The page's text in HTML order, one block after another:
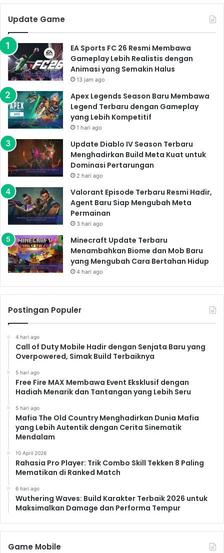
Update Game
EA Sports FC 26 Resmi Membawa
Gameplay Lebih Realistis dengan
Animasi yang Semakin Halus
13 jam ago
Apex Legends Season Baru Membawa
Legend Terbaru dengan Gameplay
yang Lebih Kompetitif
1 hari ago
Update Diablo IV Season Terbaru
Menghadirkan Build Meta Kuat untuk
Dominasi Pertarungan
2 hari ago
Valorant Episode Terbaru Resmi Hadir,
Agent Baru Siap Mengubah Meta
Permainan
3 hari ago
Minecraft Update Terbaru
Menambahkan Biome dan Mob Baru
yang Mengubah Cara Bertahan Hidup
4 hari ago
Postingan Populer
4 hari ago
Call of Duty Mobile Hadir dengan Senjata Baru yang
Overpowered, Simak Build Terbaiknya
5 hari ago
Free Fire MAX Membawa Event Eksklusif dengan
Hadiah Menarik dan Tantangan yang Lebih Seru
5 hari ago
Mafia The Old Country Menghadirkan Dunia Mafia
yang Lebih Autentik dengan Cerita Sinematik
Mendalam
10 April 2026
Rahasia Pro Player: Trik Combo Skill Tekken 8 Paling
Mematikan di Ranked Match
6 hari ago
Wuthering Waves: Build Karakter Terbaik 2026 untuk
Maksimalkan Damage dan Performa Tempur
Game Mobile